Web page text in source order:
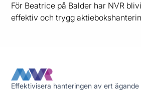
För Beatrice på Balder har NVR
effektiv och trygg
Effektivisera hanteringen av ert